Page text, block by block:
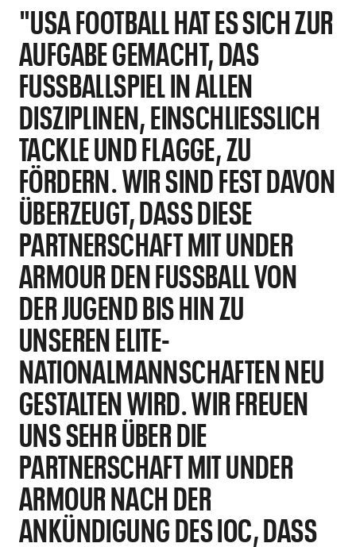
"USA FOOTBALL HAT ES SICH ZUR
AUFGABE GEMACHT, DAS
FUSSBALLSPIEL IN ALLEN
DISZIPLINEN, EINSCHLIESSLICH T
ACKLE UND FLAGGE, ZU F
ÖRDERN. WIR SIND FEST DAVON Ü
BERZEUGT, DASS DIESE P
ARTNERSCHAFT MIT UNDER A
RMOUR DEN FUSSBALL VON D
ER JUGEND BIS HIN ZU U
NSEREN ELITE-N
ATIONALMANNSCHAFTEN NEU G
ESTALTEN WIRD. WIR FREUEN U
NS SEHR ÜBER DIE P
ARTNERSCHAFT MIT UNDER A
RMOUR NACH DER A
NKÜNDIGUNG DES IOC, DASS D